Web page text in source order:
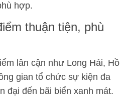
hợp.
thuận tiện, phù
lân cận như Long Hải, Hồ
gian tổ chức sự kiện đa
đại đến bãi biển xanh mát.